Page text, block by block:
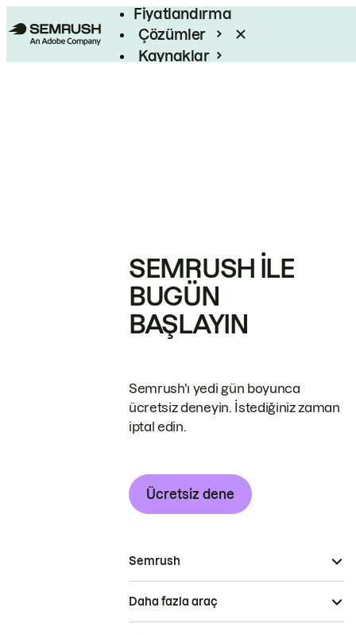
Fiyatlandırma
Çözümler
Kaynaklar
SEMRUSH ILE
BUGÜN
BAŞLAYIN
Semrush'ı yedi gün boyunca
ücretsiz deneyin. İstediğiniz zaman
iptal edin.
Ücretsiz dene
Semrush
Daha fazla araç